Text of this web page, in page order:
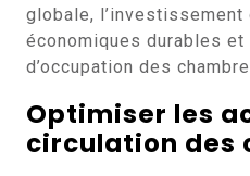
globale,
économiques durables
d’occupation des
Optimiser les
circulation des